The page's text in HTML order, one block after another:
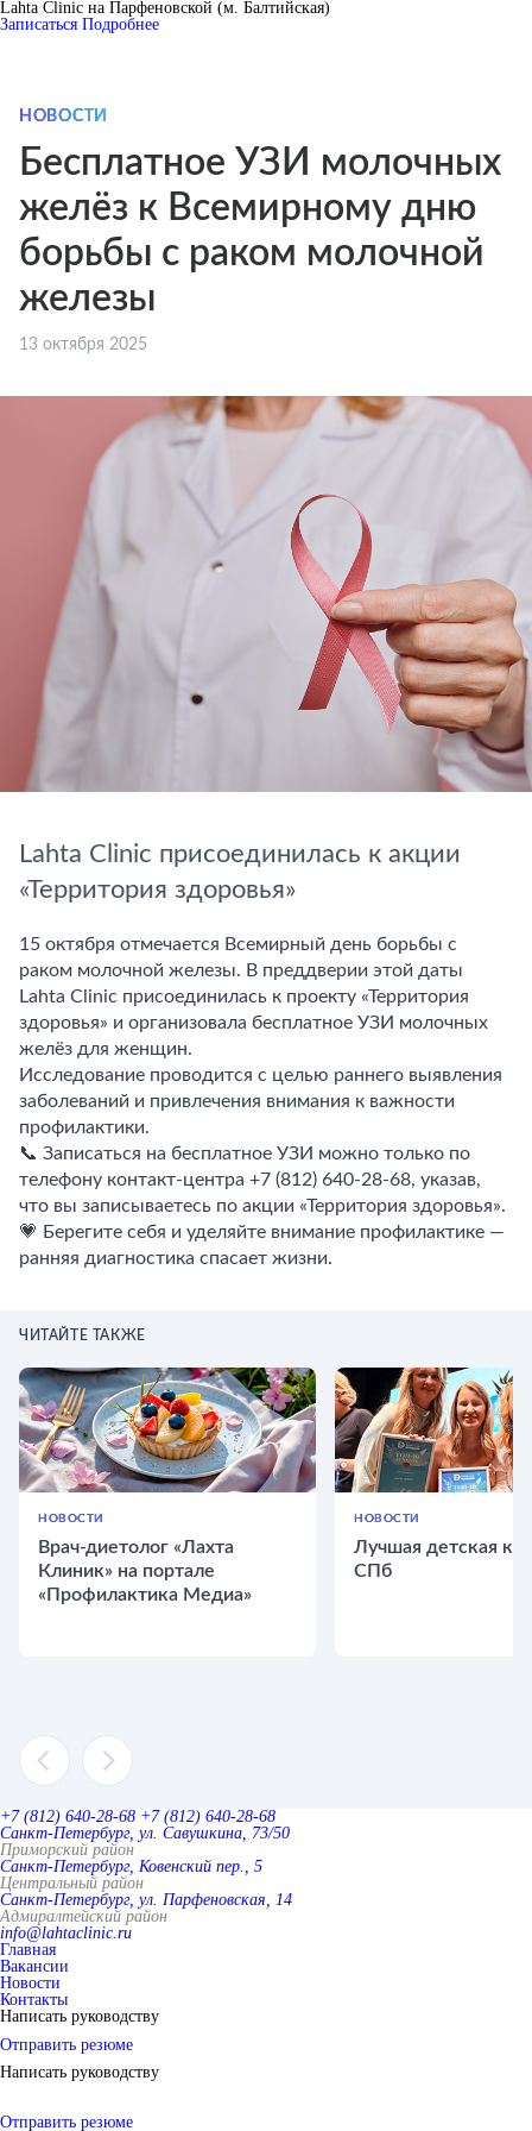
Lahta Clinic на Парфеновской (м. Балтийская)
Записаться Подробнее
НОВОСТИ
Бесплатное УЗИ молочных
желёз к Всемирному дню
борьбы с раком молочной
железы
13 октября 2025
Lahta Clinic присоединилась к акции
«Территория здоровья»
15 октября отмечается Всемирный день борьбы с
раком молочной железы. В преддверии этой даты
Lahta Clinic присоединилась к проекту «Территория
здоровья» и организовала бесплатное УЗИ молочных
желёз для женщин.
Исследование проводится с целью раннего выявления
заболеваний и привлечения внимания к важности
профилактики.
📞 Записаться на бесплатное УЗИ можно только по
телефону контакт-центра +7 (812) 640-28-68, указав,
что вы записываетесь по акции «Территория здоровья».
💗 Берегите себя и уделяйте внимание профилактике —
ранняя диагностика спасает жизни.
ЧИТАЙТЕ ТАКЖЕ
НОВОСТИ
Врач-диетолог «Лахта
Клиник» на портале
«Профилактика Медиа»
НОВОСТИ
Лучшая детская
СПб
+7 (812) 640-28-68 +7 (812) 640-28-68
Санкт-Петербург, ул. Савушкина, 73/50
Приморский район
Санкт-Петербург, Ковенский пер., 5
Центральный район
Санкт-Петербург, ул. Парфеновская, 14
Адмиралтейский район
info@lahtaclinic.ru
Главная
Вакансии
Новости
Контакты
Написать руководству
Отправить резюме
Написать руководству
Отправить резюме